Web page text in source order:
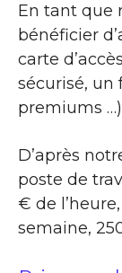
En tant que
bénéficier
carte
sécurisé, un
premiums …)
D’après
poste de
€ de
semaine,